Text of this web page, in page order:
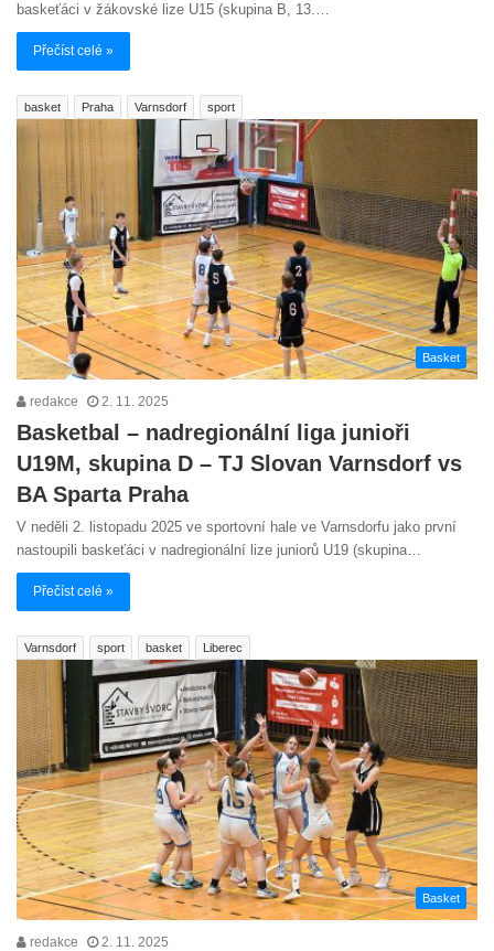
baskeťáci v žákovské lize U15 (skupina B, 13.…
Přečíst celé »
basket Praha Varnsdorf sport
Basket
redakce 2. 11. 2025
Basketbal – nadregionální liga junioři
U19M, skupina D – TJ Slovan Varnsdorf vs
BA Sparta Praha
V neděli 2. listopadu 2025 ve sportovní hale ve Varnsdorfu jako první
nastoupili baskeťáci v nadregionální lize juniorů U19 (skupina…
Přečíst celé »
Varnsdorf sport basket Liberec
Basket
redakce 2. 11. 2025